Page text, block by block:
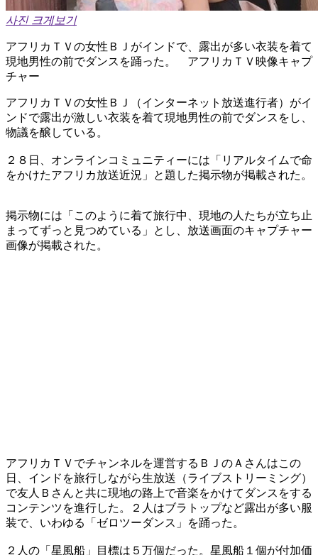
사진 크게보기
アフリカＴＶの女性ＢＪがインドで、露出が多い衣装を着て
現地男性の前でダンスを踊った。 アフリカＴＶ映像キャプ
チャー
アフリカＴＶの女性ＢＪ（インターネット放送進行者）がイ
ンドで露出が激しい衣装を着て現地男性の前でダンスをし、
物議を醸している。
２８日、オンラインコミュニティーには「リアルタイムで命
をかけたアフリカ放送近況」と題した掲示物が掲載された。
掲示物には「このように着て旅行中、現地の人たちが立ち止
まってずっと見つめている」とし、放送画面のキャプチャー
画像が掲載された。
アフリカＴＶでチャンネルを運営するＢＪのＡさんはこの
日、インドを旅行しながら生放送（ライブストリーミング）
で友人Ｂさんと共に現地の路上で音楽をかけてダンスをする
コンテンツを進行した。２人はブラトップなど露出が多い服
装で、いわゆる「ゼロツーダンス」を踊った。
２人の「星風船」目標は５万個だった。星風船１個が付加価